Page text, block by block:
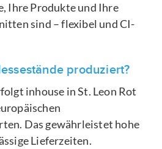
Ihre Produkte und Ihre
sind – flexibel und CI-
produziert?
inhouse in St. Leon Rot
Das gewährleistet hohe
Lieferzeiten.